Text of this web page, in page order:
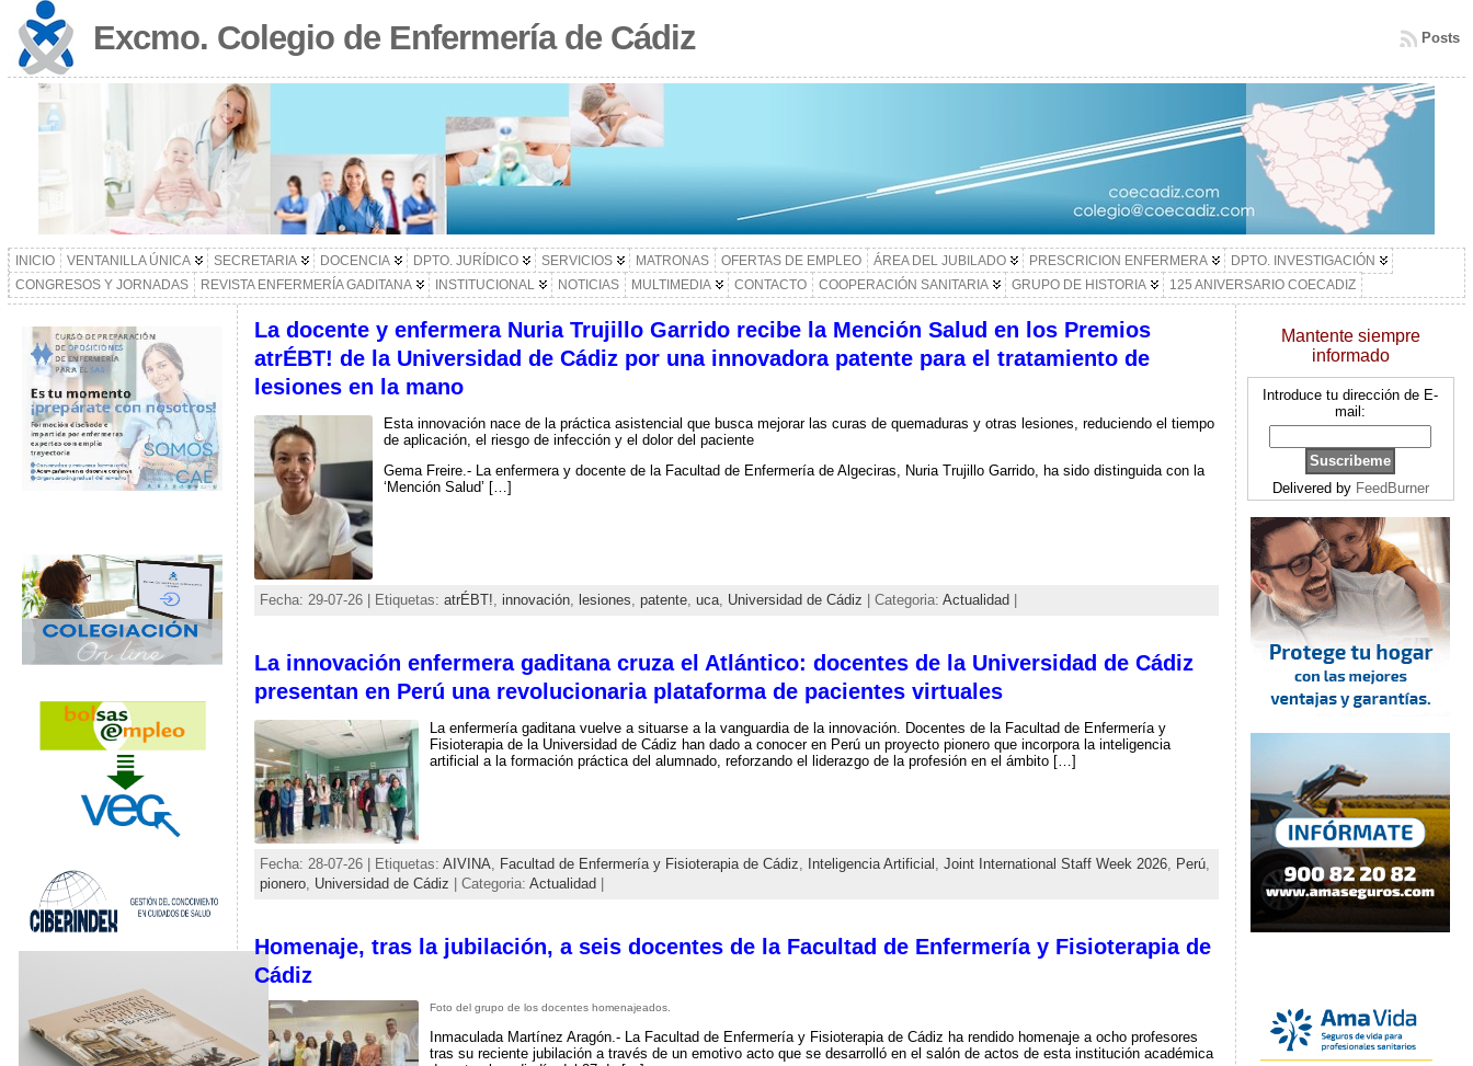
Excmo. Colegio de Enfermería de Cádiz Posts
INICIO VENTANILLA ÚNICA SECRETARIA DOCENCIA DPTO. JURÍDICO SERVICIOS MATRONAS OFERTAS DE EMPLEO ÁREA DEL JUBILADO PRESCRICION ENFERMERA
DPTO. INVESTIGACIÓN
CONGRESOS Y JORNADAS
REVISTA ENFERMERÍA GADITANA INSTITUCIONAL NOTICIAS MULTIMEDIA CONTACTO COOPERACIÓN SANITARIA GRUPO DE HISTORIA 125 ANIVERSARIO COECADIZ
La docente y enfermera Nuria Trujillo Garrido recibe la Mención Salud en los Premios
atrÉBT! de la Universidad de Cádiz por una innovadora patente para el tratamiento de
lesiones en la mano
Esta innovación nace de la práctica asistencial que busca mejorar las curas de quemaduras y otras lesiones, reduciendo el tiempo
de aplicación, el riesgo de infección y el dolor del paciente
Gema Freire.- La enfermera y docente de la Facultad de Enfermería de Algeciras, Nuria Trujillo Garrido, ha sido distinguida con la
‘Mención Salud’ […]
Fecha: 29-07-26 | Etiquetas: atrÉBT! innovación, lesiones patente, uca, Universidad de Cádiz | Categoria: Actualidad
La innovación enfermera gaditana cruza el Atlántico: docentes de la Universidad de Cádiz
presentan en Perú una revolucionaria plataforma de pacientes virtuales
La enfermería gaditana vuelve a situarse a la vanguardia de la innovación. Docentes de la Facultad de Enfermería y
Fisioterapia de la Universidad de Cádiz han dado a conocer en Perú un proyecto pionero que incorpora la inteligencia
artificial a la formación práctica del alumnado, reforzando el liderazgo de la profesión en el ámbito […]
Fecha: 28-07-26 | Etiquetas: AIVINA Facultad de Enfermería y Fisioterapia de Cádiz Inteligencia Artificial Joint International Staff Week 2026, Perú,
pionero, Universidad de Cádiz | Categoria: Actualidad|
Homenaje, tras la jubilación, a seis docentes de la Facultad de Enfermería y Fisioterapia de
Cádiz
Foto del grupo de los docentes homenajeados.
Inmaculada Martínez Aragón.- La Facultad de Enfermería y Fisioterapia de Cádiz ha rendido homenaje a ocho profesores
tras su reciente jubilación a través de un emotivo acto que se desarrolló en el salón de actos de esta institución académica
Mantente siempre
informado
Introduce tu dirección de E-
mail:
Delivered by FeedBurner